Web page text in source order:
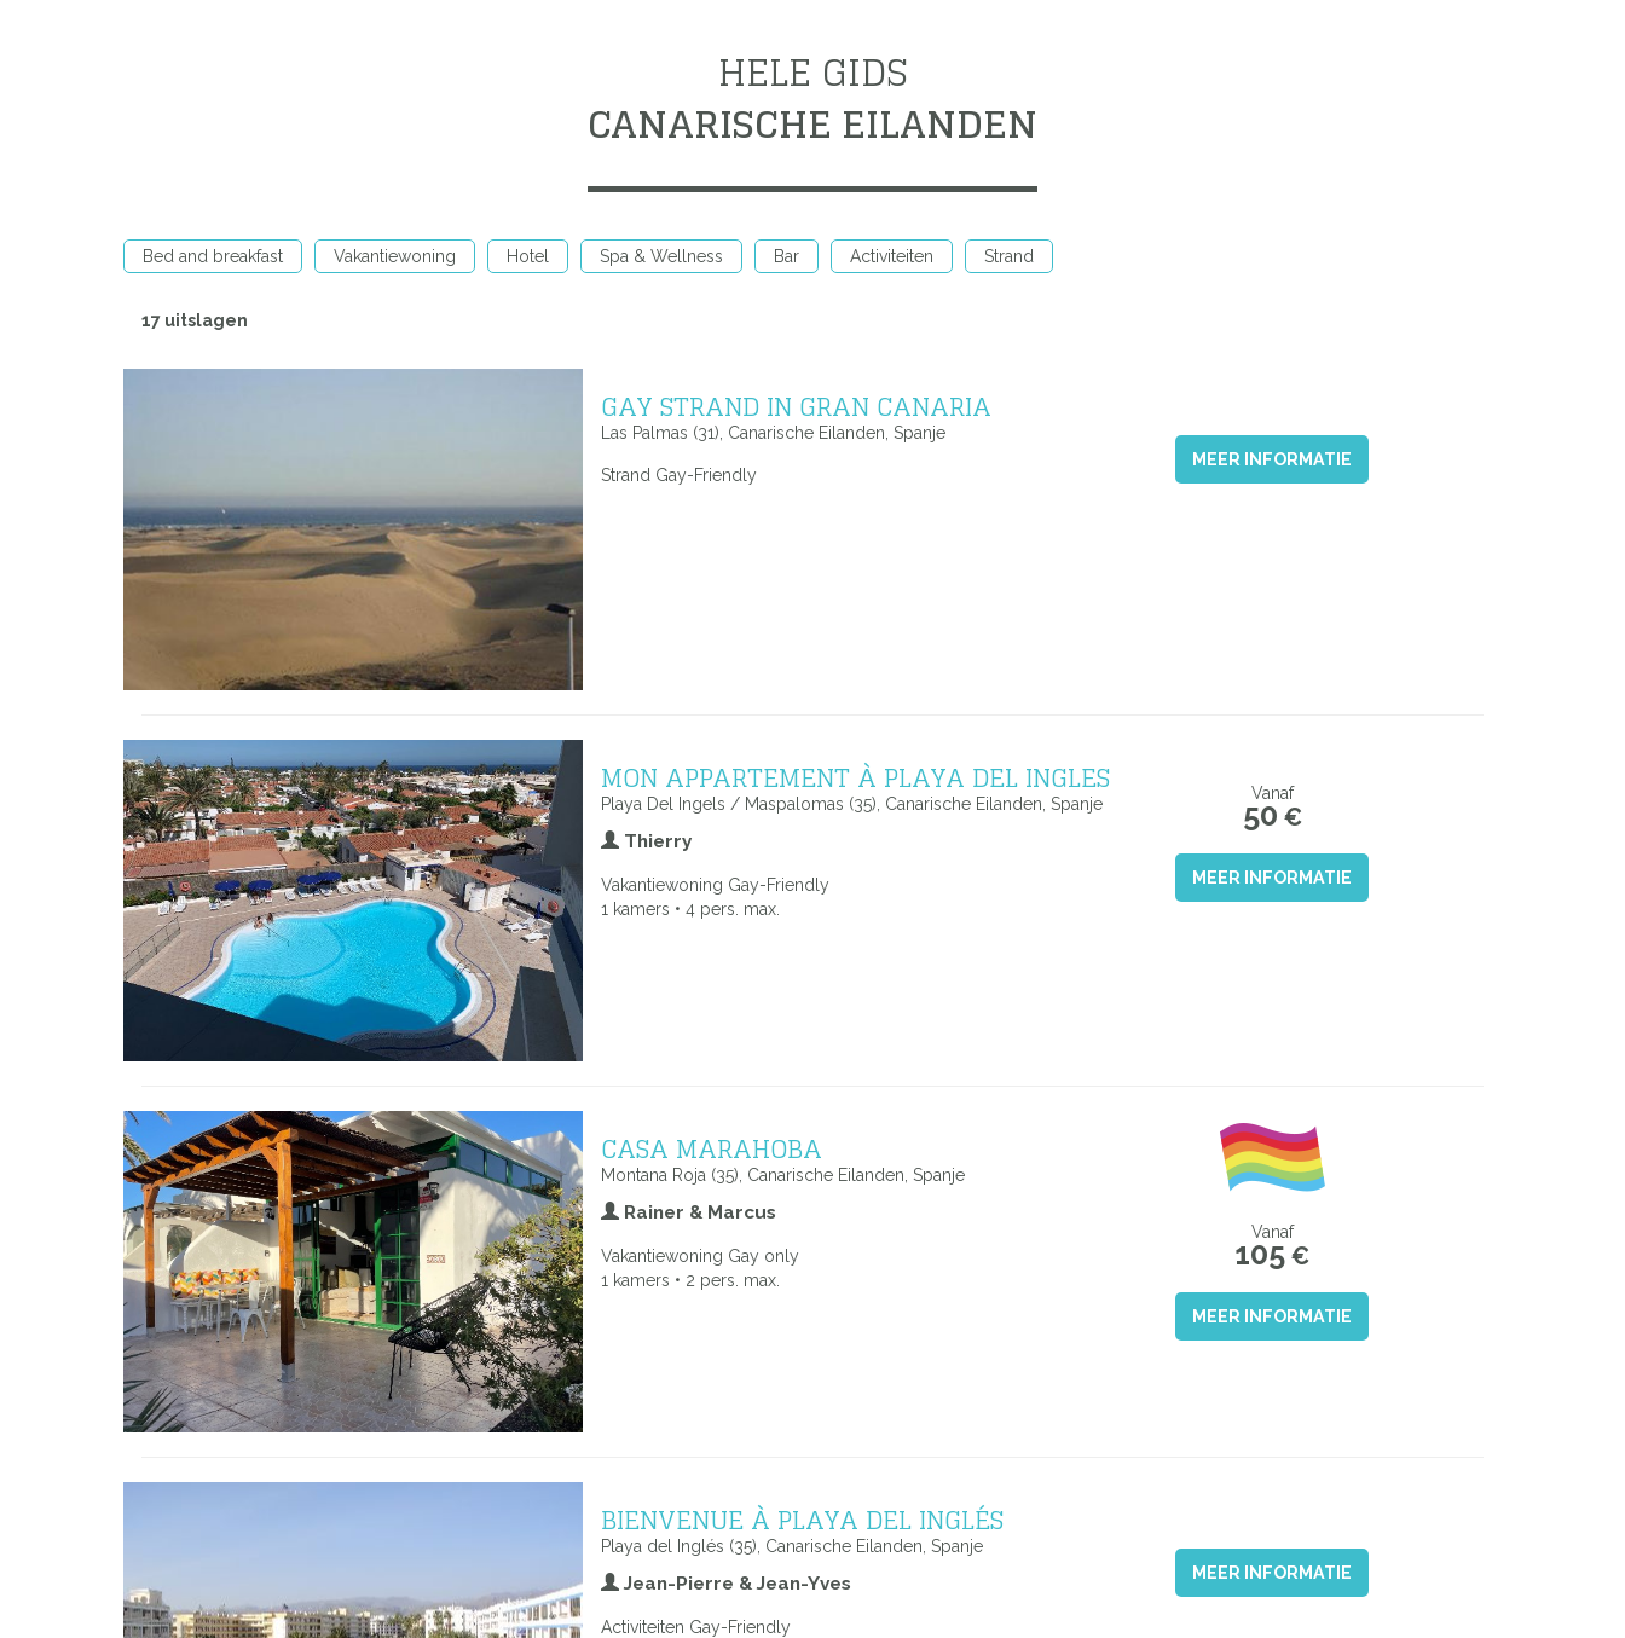
HELE GIDS
CANARISCHE EILANDEN
Bed and breakfast Vakantiewoning Hotel Spa & Wellness Bar Activiteiten Strand
17 uitslagen
GAY STRAND IN GRAN CANARIA
Las Palmas (31), Canarische Eilanden, Spanje
Strand Gay-Friendly
MEER INFORMATIE
MON APPARTEMENT À PLAYA DEL INGLES
Playa Del Ingels / Maspalomas (35), Canarische Eilanden, Spanje
Thierry
Vakantiewoning Gay-Friendly
1 kamers • 4 pers. max.
Vanaf
50 €
MEER INFORMATIE
CASA MARAHOBA
Montana Roja (35), Canarische Eilanden, Spanje
Rainer & Marcus
Vakantiewoning Gay only
1 kamers • 2 pers. max.
Vanaf
105 €
MEER INFORMATIE
BIENVENUE À PLAYA DEL INGLÉS
Playa del Inglés (35), Canarische Eilanden, Spanje
Jean-Pierre & Jean-Yves
Activiteiten Gay-Friendly
MEER INFORMATIE